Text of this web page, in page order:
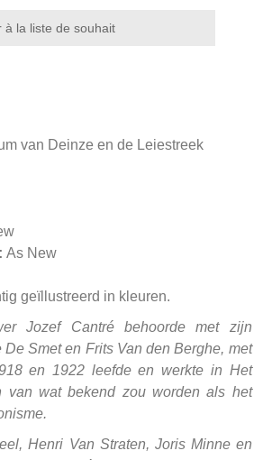
van Deinze en de Leiestreek
As New
geïllustreerd in kleuren.
Jozef Cantré behoorde met zijn
De Smet en Frits Van den Berghe, met
en 1922 leefde en werkte in Het
van wat bekend zou worden als het
Henri Van Straten, Joris Minne en